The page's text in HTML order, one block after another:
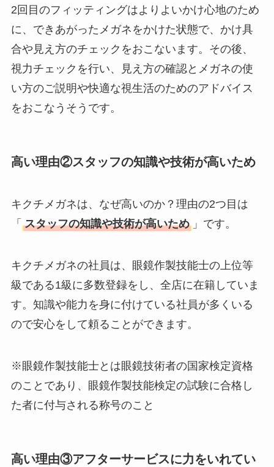
2回目のフィッティングはよりよいかけ心地のため
に、できあがったメガネをかけた状態で、かけ具
合や見え方のチェックをおこないます。その後、
視力チェックを行い、見え方の確認とメガネの使
い方のご説明や快適な視生活のためのアドバイス
をおこなうそうです。
高い理由②スタッフの知識や技術が高いため
キクチメガネは、なぜ高いのか？理由の2つ目は
「 スタッフの知識や技術が高いため 」です。
キクチメガネの社員は、眼鏡作製技能士の上位等
級である1級に多数登録をし、全店に在籍していま
す。知識や能力を身に付けている社員が多くいる
ので安心をして頼ることができます。
※眼鏡作製技能士とは眼鏡技術者の国家検定資格
のことであり、眼鏡作製技能検定の試験に合格し
た者に付与される称号のこと
高い理由③アフターサービスに力をいれてい